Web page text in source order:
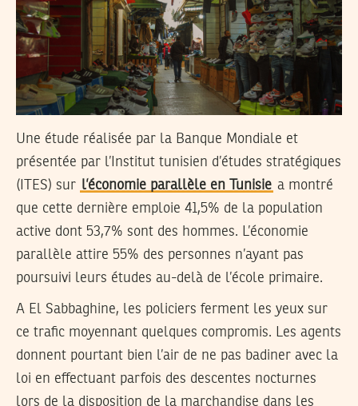
Une étude réalisée par la Banque Mondiale et
présentée par l’Institut tunisien d’études stratégiques
(ITES) sur l’économie parallèle en Tunisie a montré
que cette dernière emploie 41,5% de la population
active dont 53,7% sont des hommes. L’économie
parallèle attire 55% des personnes n’ayant pas
poursuivi leurs études au-delà de l’école primaire.
A El Sabbaghine, les policiers ferment les yeux sur
ce trafic moyennant quelques compromis. Les agents
donnent pourtant bien l’air de ne pas badiner avec la
loi en effectuant parfois des descentes nocturnes
lors de la disposition de la marchandise dans les